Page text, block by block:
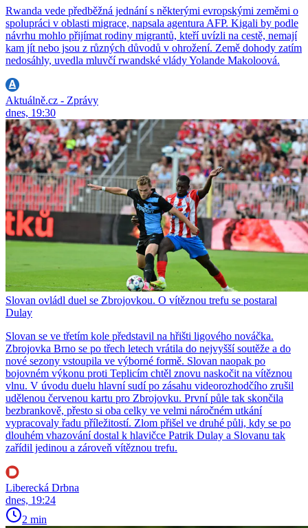
Rwanda vede předběžná jednání s některými evropskými zeměmi o
spolupráci v oblasti migrace, napsala agentura AFP. Kigali by podle
návrhu mohlo přijímat rodiny migrantů, kteří uvízli na cestě, nemají
kam jít nebo jsou z různých důvodů v ohrožení. Země dohody zatím
nedosáhly, uvedla mluvčí rwandské vlády Yolande Makoloová.
Aktuálně.cz - Zprávy
dnes, 19:30
Slovan ovládl duel se Zbrojovkou. O vítěznou trefu se postaral
Dulay
Slovan se ve třetím kole představil na hřišti ligového nováčka.
Zbrojovka Brno se po třech letech vrátila do nejvyšší soutěže a do
nové sezony vstoupila ve výborné formě. Slovan naopak po
bojovném výkonu proti Teplicím chtěl znovu naskočit na vítěznou
vlnu. V úvodu duelu hlavní sudí po zásahu videorozhodčího zrušil
udělenou červenou kartu pro Zbrojovku. První půle tak skončila
bezbrankově, přesto si oba celky ve velmi náročném utkání
vypracovaly řadu příležitostí. Zlom přišel ve druhé půli, kdy se po
dlouhém vhazování dostal k hlavičce Patrik Dulay a Slovanu tak
zařídil jedinou a zároveň vítěznou trefu.
Liberecká Drbna
dnes, 19:24
2 min